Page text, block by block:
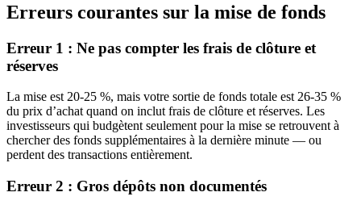
Erreurs courantes sur la mise de fonds
Erreur 1 : Ne pas compter les frais de clôture et
réserves
La mise est 20-25 %, mais votre sortie de fonds totale est 26-35 %
du prix d’achat quand on inclut frais de clôture et réserves. Les
investisseurs qui budgètent seulement pour la mise se retrouvent à
chercher des fonds supplémentaires à la dernière minute — ou
perdent des transactions entièrement.
Erreur 2 : Gros dépôts non documentés